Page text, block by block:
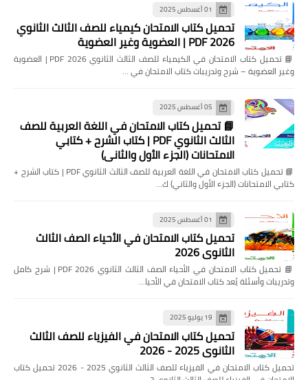
01 أغسطس 2025
تحميل كتاب الامتحان كيمياء للصف الثالث الثانوي
2026 PDF | العضوية وغير العضوية
📘 تحميل كتاب الامتحان في الكيمياء للصف الثالث الثانوي 2026 PDF | العضوية
وغير العضوية – شرح وتدريبات كتاب الامتحان في …
05 أغسطس 2025
📘 تحميل كتاب الامتحان في اللغة العربية للصف
الثالث الثانوي PDF | كتاب الشرح + كتابي
الامتحانات (الجزء الأول والثاني)
📘 تحميل كتاب الامتحان في اللغة العربية للصف الثالث الثانوي PDF | كتاب الشرح +
كتابي الامتحانات (الجزء الأول والثاني) ك…
01 أغسطس 2025
تحميل كتاب الامتحان في الأحياء الصف الثالث
الثانوي 2026
📘 تحميل كتاب الامتحان في الأحياء الصف الثالث الثانوي 2026 PDF | شرح كامل
وتدريبات وأسئلة يُعد كتاب الامتحان في الأحيا…
19 يوليو 2025
تحميل كتاب الامتحان في الفيزياء للصف الثالث
الثانوي 2025 - 2026
تحميل كتاب الامتحان في الفيزياء للصف الثالث الثانوي 2025 - 2026 تحميل كتاب